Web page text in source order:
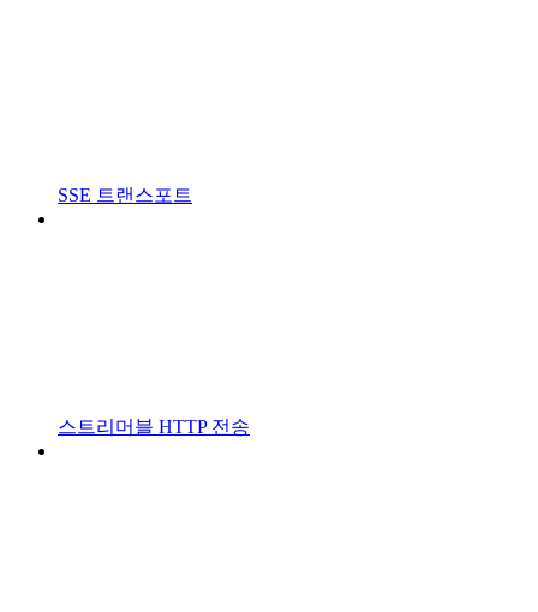
SSE 트랜스포트
스트리머블 HTTP 전송